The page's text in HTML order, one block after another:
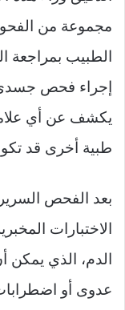
مجموعة من
الطبيب بمراجعة
إجراء فحص
يكشف عن أي
طبية أخرى قد
بعد الفحص
الاختبارات
الدم، الذي
عدوى أو